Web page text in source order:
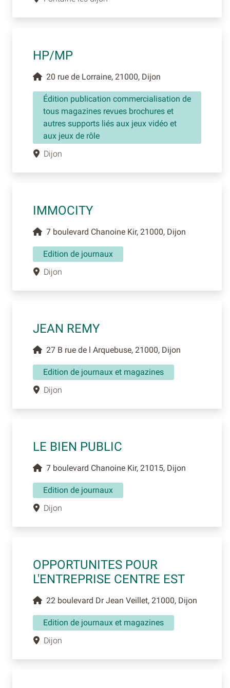
HP/MP
20 rue de Lorraine, 21000, Dijon
Édition publication commercialisation de
tous magazines revues brochures et
autres supports liés aux jeux vidéo et
aux jeux de rôle
Dijon
IMMOCITY
7 boulevard Chanoine Kir, 21000, Dijon
Edition de journaux
Dijon
JEAN REMY
27 B rue de l Arquebuse, 21000, Dijon
Edition de journaux et magazines
Dijon
LE BIEN PUBLIC
7 boulevard Chanoine Kir, 21015, Dijon
Edition de journaux
Dijon
OPPORTUNITES POUR
L'ENTREPRISE CENTRE EST
22 boulevard Dr Jean Veillet, 21000, Dijon
Edition de journaux et magazines
Dijon